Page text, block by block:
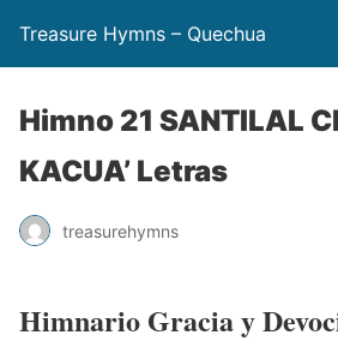
Treasure Hymns – Quechua
Himno 21 SANTILAL
KACUA’ Letras
treasurehymns
Himnario Gracia y